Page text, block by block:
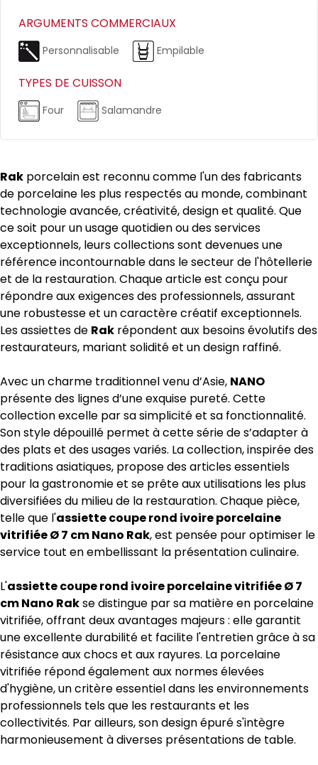
ARGUMENTS COMMERCIAUX
Personnalisable Empilable
TYPES DE CUISSON
Four Salamandre
Rak porcelain est reconnu comme l'un des fabricants
de porcelaine les plus respectés au monde, combinant
technologie avancée, créativité, design et qualité. Que
ce soit pour un usage quotidien ou des services
exceptionnels, leurs collections sont devenues une
référence incontournable dans le secteur de l'hôtellerie
et de la restauration. Chaque article est conçu pour
répondre aux exigences des professionnels, assurant
une robustesse et un caractère créatif exceptionnels.
Les assiettes de Rak répondent aux besoins évolutifs des
restaurateurs, mariant solidité et un design raffiné.
Avec un charme traditionnel venu d’Asie, NANO
présente des lignes d’une exquise pureté. Cette
collection excelle par sa simplicité et sa fonctionnalité.
Son style dépouillé permet à cette série de s’adapter à
des plats et des usages variés. La collection, inspirée des
traditions asiatiques, propose des articles essentiels
pour la gastronomie et se prête aux utilisations les plus
diversifiées du milieu de la restauration. Chaque pièce,
telle que l'assiette coupe rond ivoire porcelaine
vitrifiée Ø 7 cm Nano Rak, est pensée pour optimiser le
service tout en embellissant la présentation culinaire.
L'assiette coupe rond ivoire porcelaine vitrifiée Ø 7
cm Nano Rakse distingue par sa matière en porcelaine
vitrifiée, offrant deux avantages majeurs : elle garantit
une excellente durabilité et facilite l'entretien grâce à sa
résistance aux chocs et aux rayures. La porcelaine
vitrifiée répond également aux normes élevées
d'hygiène, un critère essentiel dans les environnements
professionnels tels que les restaurants et les
collectivités. Par ailleurs, son design épuré s'intègre
harmonieusement à diverses présentations de table.